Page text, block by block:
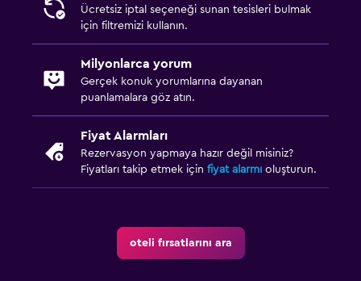
Ücretsiz iptal seçeneği sunan tesisleri bulmak
için filtremizi kullanın.
Milyonlarca yorum
Gerçek konuk yorumlarına dayanan
puanlamalara göz atın.
Fiyat Alarmları
Rezervasyon yapmaya hazır değil misiniz?
Fiyatları takip etmek için fiyat alarmı oluşturun.
oteli fırsatlarını ara